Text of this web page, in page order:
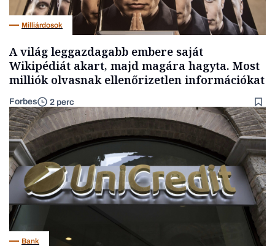
Milliárdosok
A világ leggazdagabb embere saját
Wikipédiát akart, majd magára hagyta. Most
milliók olvasnak ellenőrizetlen információkat
Forbes 2 perc
Bank